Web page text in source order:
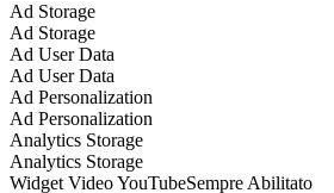
Ad Storage
Ad Storage
Ad User Data
Ad User Data
Ad Personalization
Ad Personalization
Analytics Storage
Analytics Storage
Widget Video YouTubeSempre Abilitato